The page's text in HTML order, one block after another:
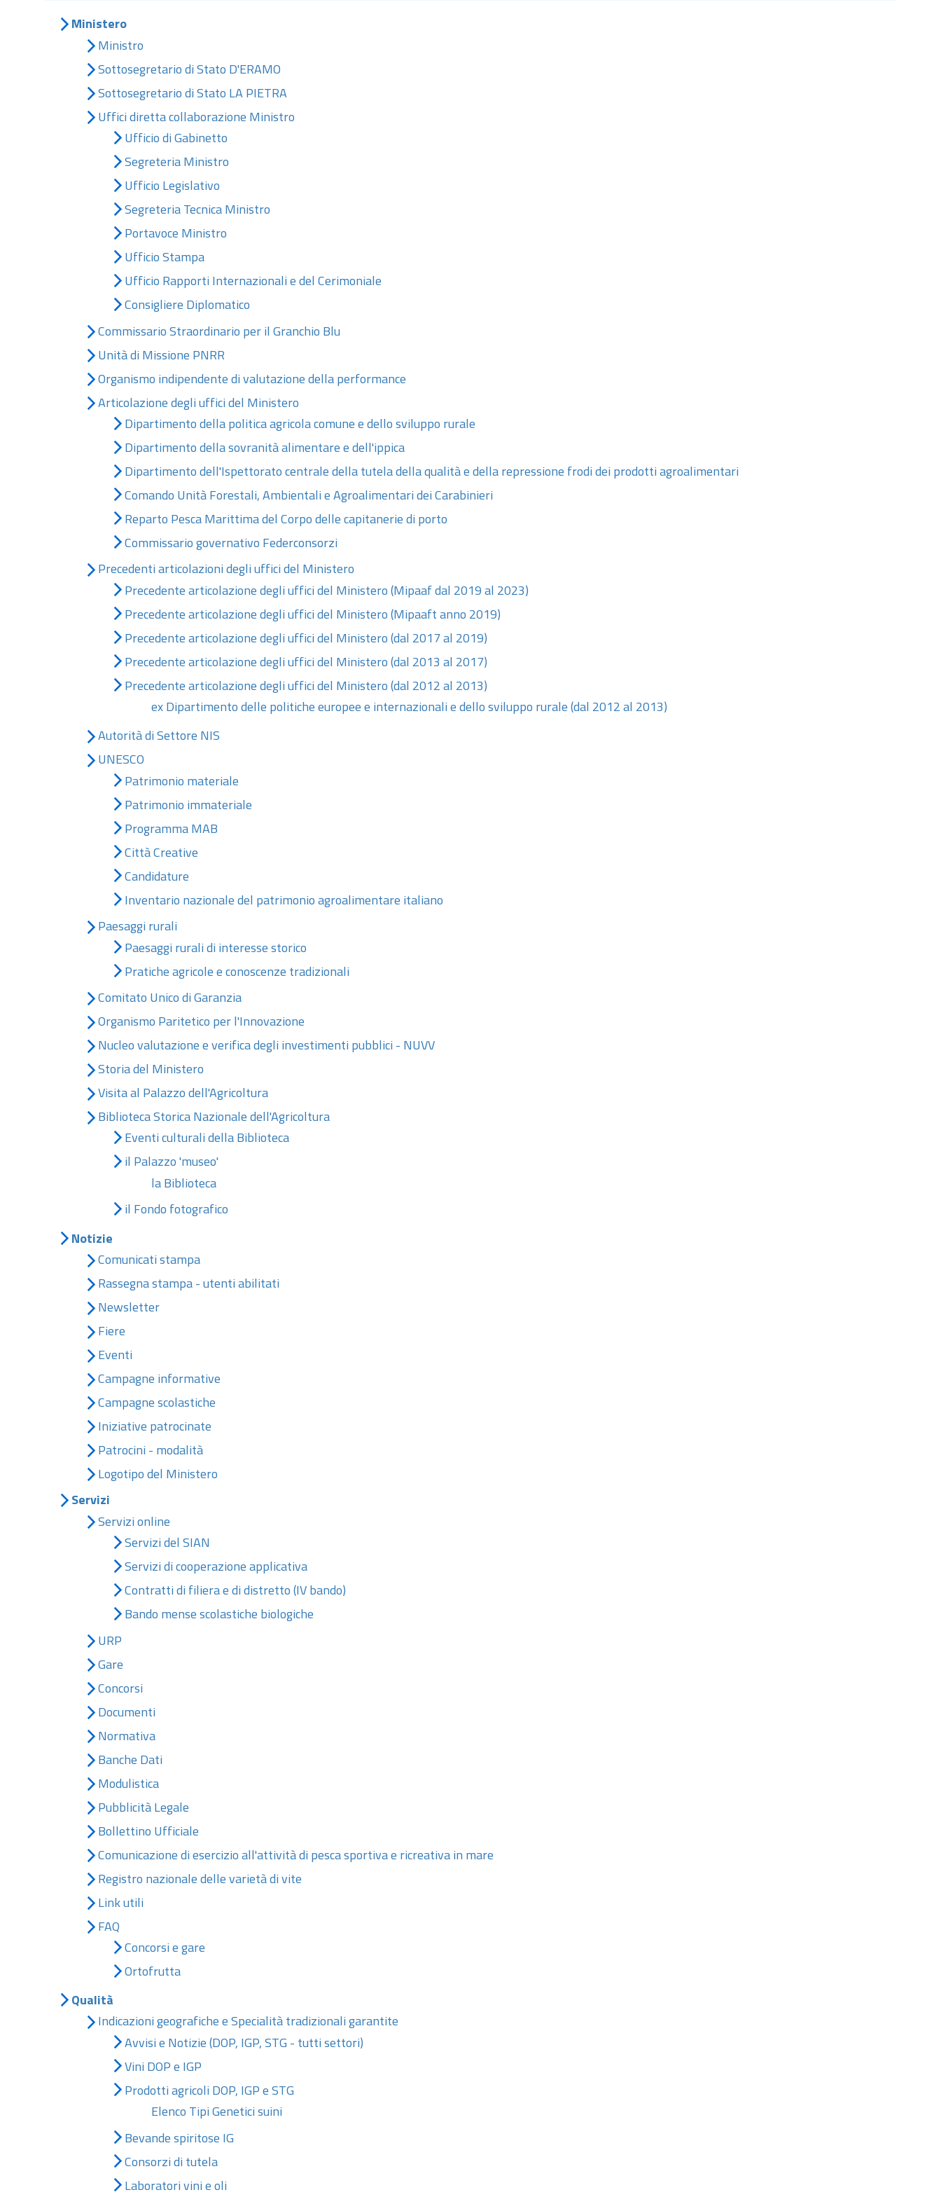
Ministero
Ministro
Sottosegretario di Stato D'ERAMO
Sottosegretario di Stato LA PIETRA
Uffici diretta collaborazione Ministro
Ufficio di Gabinetto
Segreteria Ministro
Ufficio Legislativo
Segreteria Tecnica Ministro
Portavoce Ministro
Ufficio Stampa
Ufficio Rapporti Internazionali e del Cerimoniale
Consigliere Diplomatico
Commissario Straordinario per il Granchio Blu
Unità di Missione PNRR
Organismo indipendente di valutazione della performance
Articolazione degli uffici del Ministero
Dipartimento della politica agricola comune e dello sviluppo rurale
Dipartimento della sovranità alimentare e dell'ippica
Dipartimento dell'Ispettorato centrale della tutela della qualità e della repressione frodi dei prodotti agroalimentari
Comando Unità Forestali, Ambientali e Agroalimentari dei Carabinieri
Reparto Pesca Marittima del Corpo delle capitanerie di porto
Commissario governativo Federconsorzi
Precedenti articolazioni degli uffici del Ministero
Precedente articolazione degli uffici del Ministero (Mipaaf dal 2019 al 2023)
Precedente articolazione degli uffici del Ministero (Mipaaft anno 2019)
Precedente articolazione degli uffici del Ministero (dal 2017 al 2019)
Precedente articolazione degli uffici del Ministero (dal 2013 al 2017)
Precedente articolazione degli uffici del Ministero (dal 2012 al 2013)
ex Dipartimento delle politiche europee e internazionali e dello sviluppo rurale (dal 2012 al 2013)
Autorità di Settore NIS
UNESCO
Patrimonio materiale
Patrimonio immateriale
Programma MAB
Città Creative
Candidature
Inventario nazionale del patrimonio agroalimentare italiano
Paesaggi rurali
Paesaggi rurali di interesse storico
Pratiche agricole e conoscenze tradizionali
Comitato Unico di Garanzia
Organismo Paritetico per l'Innovazione
Nucleo valutazione e verifica degli investimenti pubblici - NUVV
Storia del Ministero
Visita al Palazzo dell'Agricoltura
Biblioteca Storica Nazionale dell'Agricoltura
Eventi culturali della Biblioteca
il Palazzo 'museo'
la Biblioteca
il Fondo fotografico
Notizie
Comunicati stampa
Rassegna stampa - utenti abilitati
Newsletter
Fiere
Eventi
Campagne informative
Campagne scolastiche
Iniziative patrocinate
Patrocini - modalità
Logotipo del Ministero
Servizi
Servizi online
Servizi del SIAN
Servizi di cooperazione applicativa
Contratti di filiera e di distretto (IV bando)
Bando mense scolastiche biologiche
URP
Gare
Concorsi
Documenti
Normativa
Banche Dati
Modulistica
Pubblicità Legale
Bollettino Ufficiale
Comunicazione di esercizio all'attività di pesca sportiva e ricreativa in mare
Registro nazionale delle varietà di vite
Link utili
FAQ
Concorsi e gare
Ortofrutta
Qualità
Indicazioni geografiche e Specialità tradizionali garantite
Avvisi e Notizie (DOP, IGP, STG - tutti settori)
Vini DOP e IGP
Prodotti agricoli DOP, IGP e STG
Elenco Tipi Genetici suini
Bevande spiritose IG
Consorzi di tutela
Laboratori vini e oli